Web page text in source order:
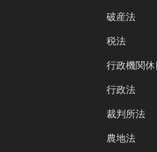
破産法
税法
行政機関休
行政法
裁判所法
農地法